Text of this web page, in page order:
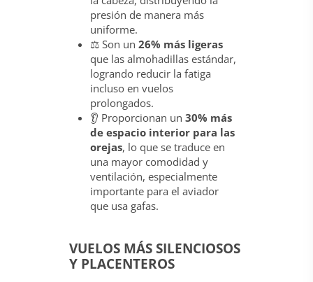
presión de manera más
uniforme.
⚖️ Son un 26% más ligeras
que las almohadillas estándar,
logrando reducir la fatiga
incluso en vuelos
prolongados.
👂 Proporcionan un 30% más
de espacio interior para las
orejas, lo que se traduce en
una mayor comodidad y
ventilación, especialmente
importante para el aviador
que usa gafas.
VUELOS MÁS SILENCIOSOS
Y PLACENTEROS